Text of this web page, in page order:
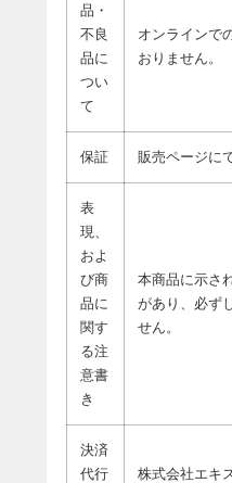
品・
不良
品に
つい
て
オンラインで
おりません。
保証 販売ページに
表
現、
およ
び商
品に
関す
る注
意書
き
本商品に示さ
があり、必ず
せん。
決済
代行
株式会社エキ